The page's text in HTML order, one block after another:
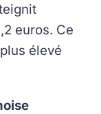
euros. Ce
élevé